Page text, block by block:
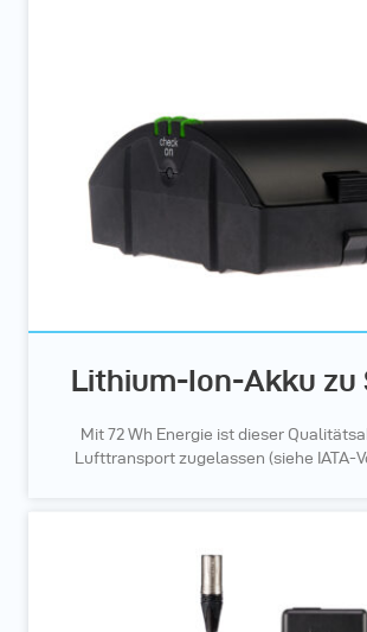
Lithium-Ion-Akku zu
Mit 72 Wh Energie ist dieser
Lufttransport zugelassen (siehe IATA-